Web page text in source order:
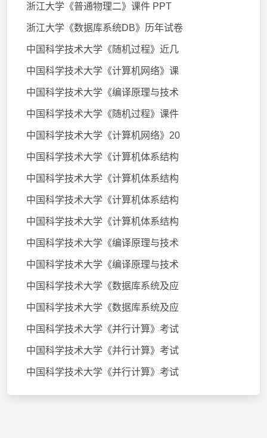
浙江大学《普通物理二》课件 PPT
浙江大学《数据库系统DB》历年试卷
中国科学技术大学《随机过程》近几
中国科学技术大学《计算机网络》课
中国科学技术大学《编译原理与技术
中国科学技术大学《随机过程》课件
中国科学技术大学《计算机网络》20
中国科学技术大学《计算机体系结构
中国科学技术大学《计算机体系结构
中国科学技术大学《计算机体系结构
中国科学技术大学《计算机体系结构
中国科学技术大学《编译原理与技术
中国科学技术大学《编译原理与技术
中国科学技术大学《数据库系统及应
中国科学技术大学《数据库系统及应
中国科学技术大学《并行计算》考试
中国科学技术大学《并行计算》考试
中国科学技术大学《并行计算》考试